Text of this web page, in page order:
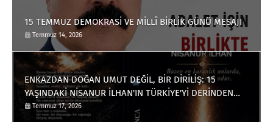
15 TEMMUZ DEMOKRASİ VE MİLLÎ BİRLİK GÜNÜ MESAJI
Temmuz 14, 2026
ENKAZDAN DOĞAN UMUT DEĞİL, BİR DİRİLİŞ: 15
YAŞINDAKİ NİSANUR İLHAN'IN TÜRKİYE'Yİ DERİNDEN
ETKİLEYECEK HİKÂYESİ
Temmuz 17, 2026